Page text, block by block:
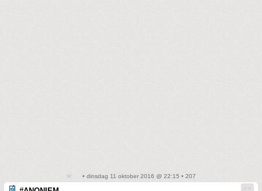
• dinsdag 11 oktober 2016 @ 22:15 • 207